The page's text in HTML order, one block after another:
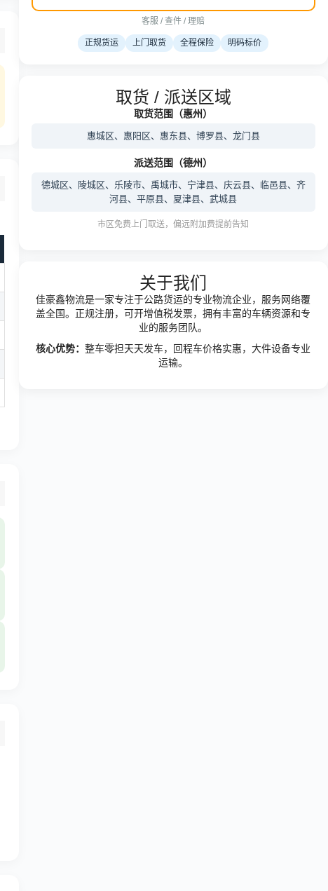
客服 / 查件 / 理赔
正规货运 上门取货 全程保险 明码标价
取货 / 派送区域
取货范围（惠州）
惠城区、惠阳区、惠东县、博罗县、龙门县
派送范围（德州）
德城区、陵城区、乐陵市、禹城市、宁津县、庆云县、临邑县、齐
河县、平原县、夏津县、武城县
市区免费上门取送，偏远附加费提前告知
关于我们
佳豪鑫物流是一家专注于公路货运的专业物流企业，服务网络覆
盖全国。正规注册，可开增值税发票，拥有丰富的车辆资源和专
业的服务团队。
核心优势：整车零担天天发车，回程车价格实惠，大件设备专业
运输。